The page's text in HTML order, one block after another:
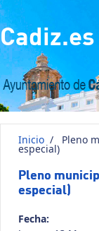
Pasar al contenido
Cadiz.es
Inicio / Pleno
especial)
Pleno
especial)
Fecha: